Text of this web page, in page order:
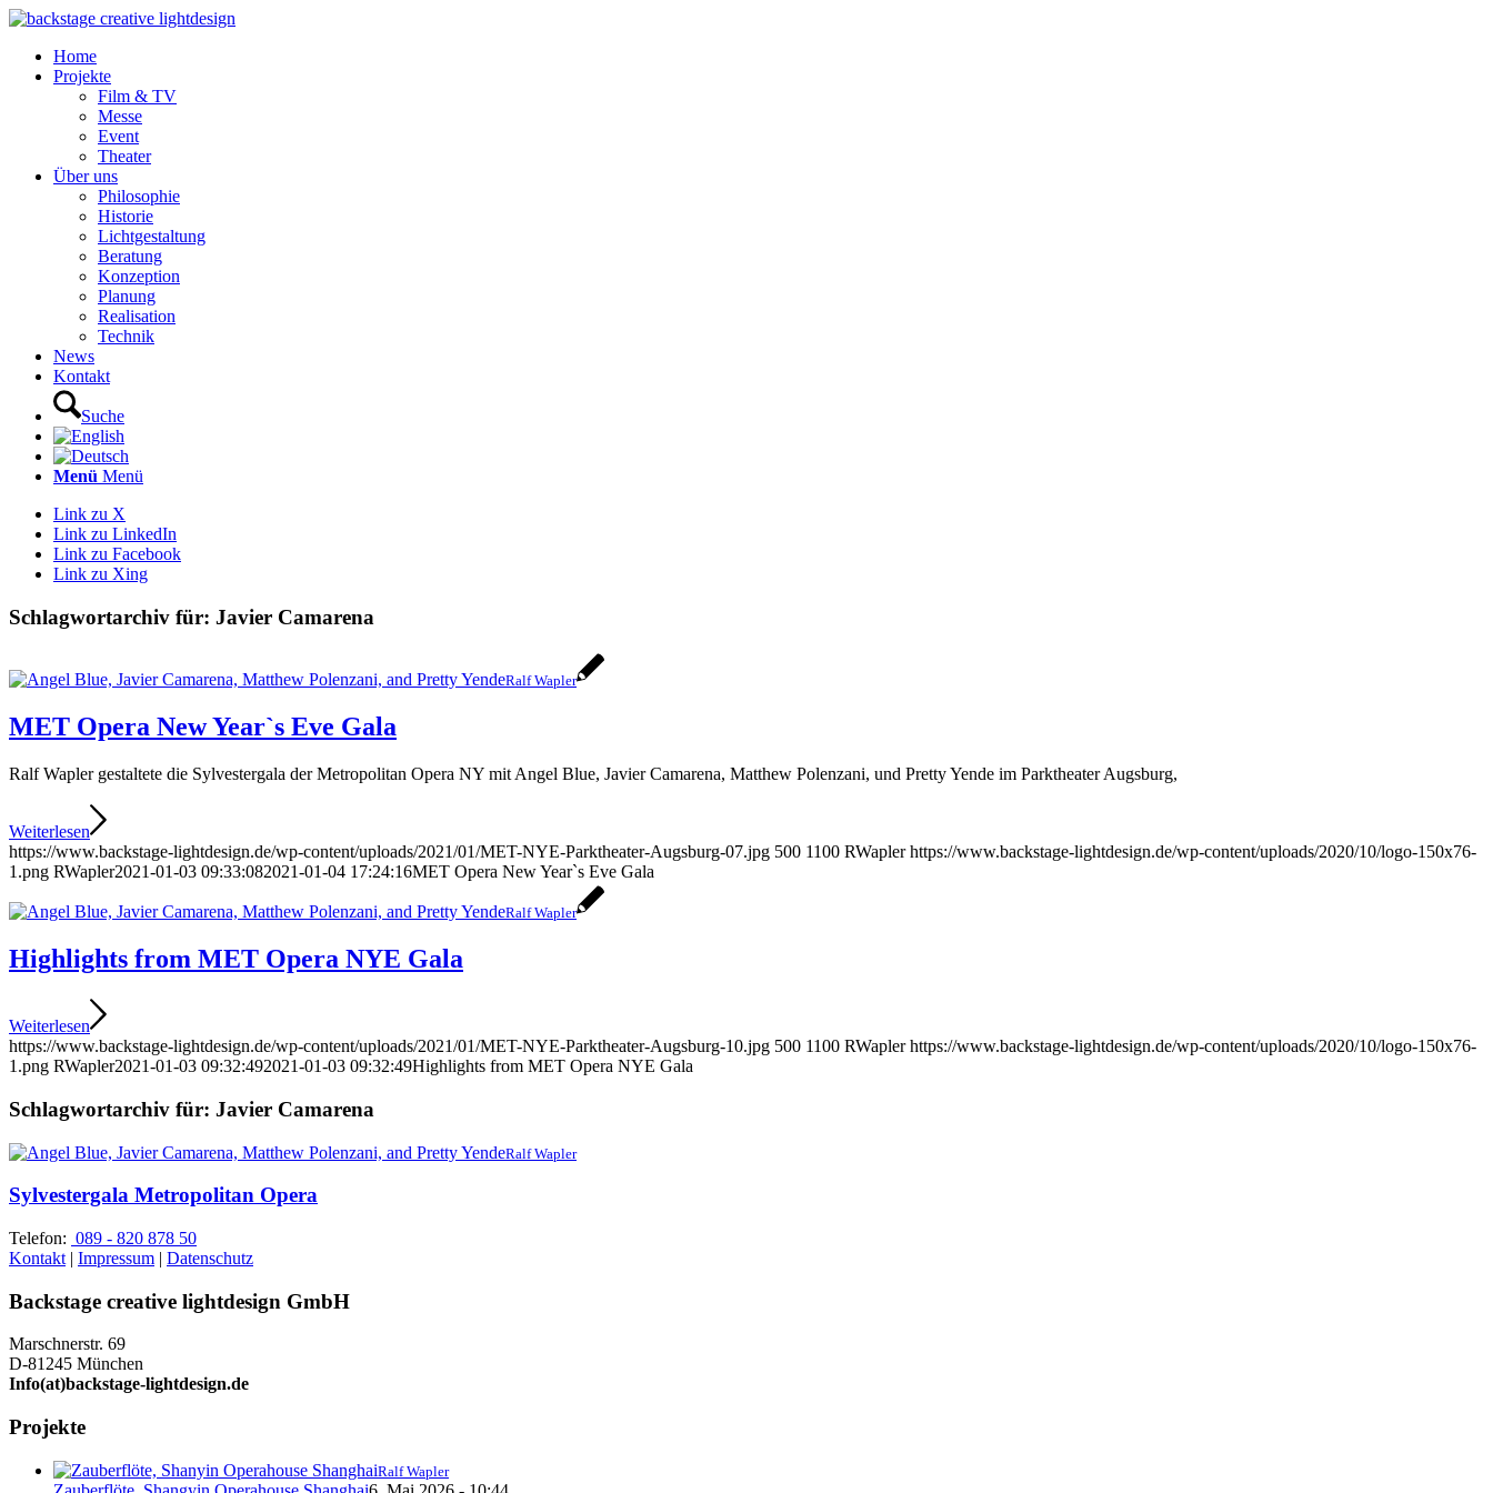
Home
Projekte
Film & TV
Messe
Event
Theater
Über uns
Philosophie
Historie
Lichtgestaltung
Beratung
Konzeption
Planung
Realisation
Technik
News
Kontakt
Suche
Menü Menü
Link zu X
Link zu LinkedIn
Link zu Facebook
Link zu Xing
Schlagwortarchiv für: Javier Camarena
Ralf Wapler
MET Opera New Year`s Eve Gala
Ralf Wapler gestaltete die Sylvestergala der Metropolitan Opera NY mit Angel Blue, Javier Camarena, Matthew Polenzani, und Pretty Yende im Parktheater Augsburg,
Weiterlesen
https://www.backstage-lightdesign.de/wp-content/uploads/2021/01/MET-NYE-Parktheater-Augsburg-07.jpg 500 1100 RWapler https://www.backstage-lightdesign.de/wp-content/uploads/2020/10/logo-150x76-
1.png RWapler2021-01-03 09:33:082021-01-04 17:24:16MET Opera New Year`s Eve Gala
Ralf Wapler
Highlights from MET Opera NYE Gala
Weiterlesen
https://www.backstage-lightdesign.de/wp-content/uploads/2021/01/MET-NYE-Parktheater-Augsburg-10.jpg 500 1100 RWapler https://www.backstage-lightdesign.de/wp-content/uploads/2020/10/logo-150x76-
1.png RWapler2021-01-03 09:32:492021-01-03 09:32:49Highlights from MET Opera NYE Gala
Schlagwortarchiv für: Javier Camarena
Ralf Wapler
Sylvestergala Metropolitan Opera
Telefon: 089 - 820 878 50
Kontakt | Impressum | Datenschutz
Backstage creative lightdesign GmbH
Marschnerstr. 69
D-81245 München
Info(at)backstage-lightdesign.de
Projekte
Ralf Wapler